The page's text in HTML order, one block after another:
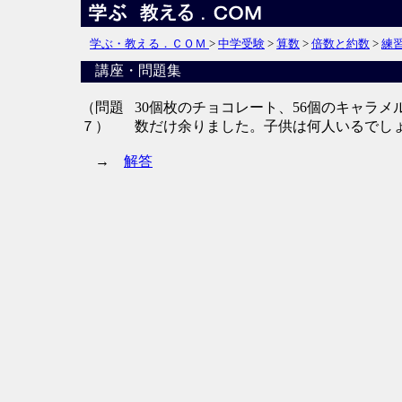
学ぶ・教える．ＣＯＭ > 中学受験 > 算数 > 倍数と約数 > 練
講座・問題集
（問題
７）
30個枚のチョコレート、56個のキャラ
数だけ余りました。子供は何人いるでし
→ 解答